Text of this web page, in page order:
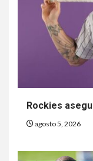
Rockies
agosto 5, 2026